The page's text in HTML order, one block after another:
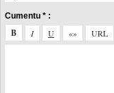
Cumentu * :